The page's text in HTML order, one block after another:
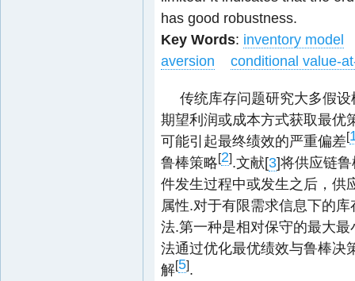
has good robustness.
Key Words: inventory model
aversion
conditional value-
传统库存问题研究大多假
期望利润或成本方式获取最优
可能引起最终绩效的严重偏差[
鲁棒策略[2].文献[3]将供应链
件发生过程中或发生之后，供
属性.对于有限需求信息下的
法.第一种是相对保守的最大最
法通过优化最优绩效与鲁棒决
解[5].